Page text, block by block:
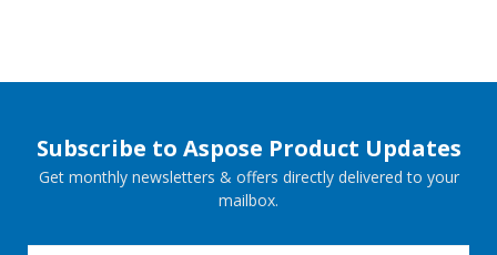
Subscribe to Aspose Product Updates
Get monthly newsletters & offers directly delivered to your
mailbox.